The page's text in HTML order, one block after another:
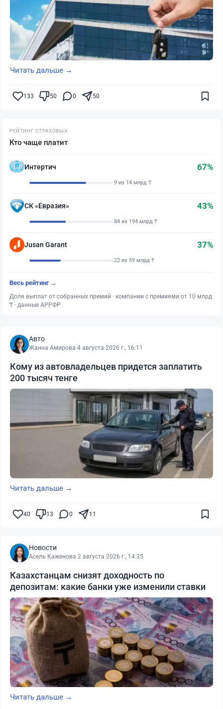
Читать дальше →
133 50 0 50
РЕЙТИНГ СТРАХОВЫХ
Кто чаще платит
Интертич 67%
9 из 14 млрд ₸
СК «Евразия» 43%
84 из 194 млрд ₸
Jusan Garant 37%
22 из 59 млрд ₸
Весь рейтинг →
Доля выплат от собранных премий · компании с премиями от 10 млрд
₸ · данные АРРФР
Авто
Жанна Амирова·4 августа 2026 г., 16:11
Кому из автовладельцев придется заплатить
200 тысяч тенге
Читать дальше →
40 13 0 11
Новости
Асель Каженова·2 августа 2026 г., 14:35
Казахстанцам снизят доходность по
депозитам: какие банки уже изменили ставки
Читать дальше →